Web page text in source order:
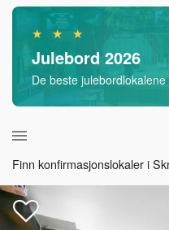
★ ★ ★
Julebord 2026
De beste
Finn konfirmasjonslokaler i